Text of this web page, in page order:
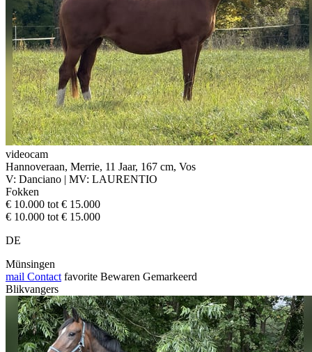
videocam
Hannoveraan, Merrie, 11 Jaar, 167 cm, Vos
V: Danciano | MV: LAURENTIO
Fokken
€ 10.000 tot € 15.000
€ 10.000 tot € 15.000
DE
Münsingen
mail Contact favorite Bewaren Gemarkeerd
Blikvangers